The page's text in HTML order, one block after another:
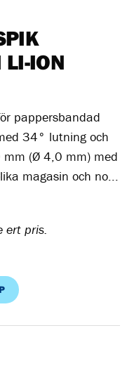
LI-ION
pappersbandad
34° lutning och
(Ø 4,0 mm) med
magasin och no...
ert pris.